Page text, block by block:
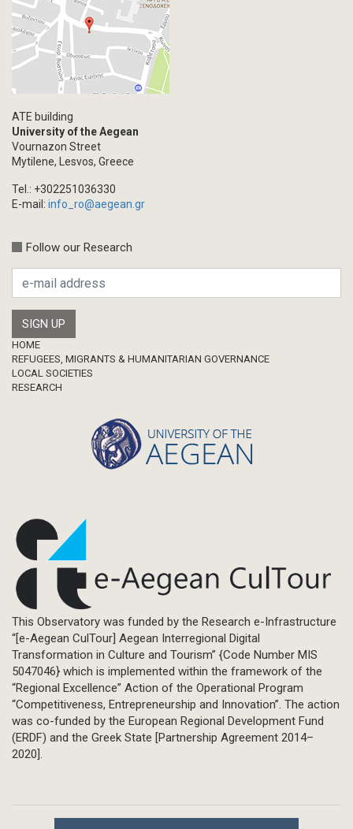
Photography
Events
Blogpost
Multimedia
Academic Journal Issue
Book/Monograph
Chapter in Collected Volume
Calls
Research Publication
Master Thesis
ATE building
University of the Aegean
Vournazon Street
Mytilene, Lesvos, Greece
Tel.: +302251036330
E-mail: info_ro@aegean.gr
Follow our Research
Footer
HOME
REFUGEES, MIGRANTS & HUMANITARIAN GOVERNANCE
LOCAL SOCIETIES
RESEARCH
This Observatory was funded by the Research e-Infrastructure
“[e-Aegean CulTour] Aegean Interregional Digital
Transformation in Culture and Tourism” {Code Number MIS
5047046} which is implemented within the framework of the
“Regional Excellence” Action of the Operational Program
“Competitiveness, Entrepreneurship and Innovation”. The action
was co-funded by the European Regional Development Fund
(ERDF) and the Greek State [Partnership Agreement 2014–
2020].